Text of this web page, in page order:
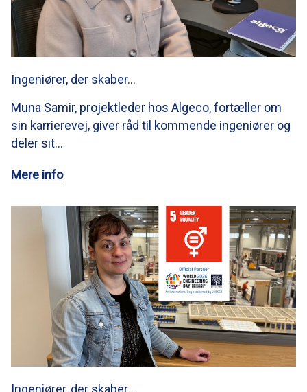
Ingeniører, der skaber…
Muna Samir, projektleder hos Algeco, fortæller om
sin karrierevej, giver råd til kommende ingeniører og
deler sit…
Mere info
Ingeniører, der skaber…